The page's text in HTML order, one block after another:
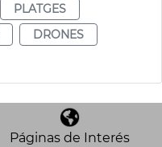
PLATGES
DRONES
Páginas de Interés